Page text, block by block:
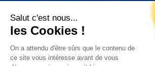
Fiches références chantier
Contactez-nous